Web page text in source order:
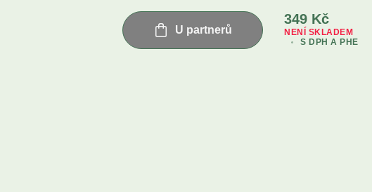
U partnerů
349 Kč
S DPH A PHE
NENÍ SKLADEM